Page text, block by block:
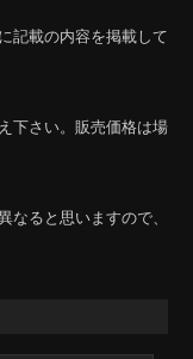
記載の内容を掲載して
下さい。販売価格は場
なると思いますので、